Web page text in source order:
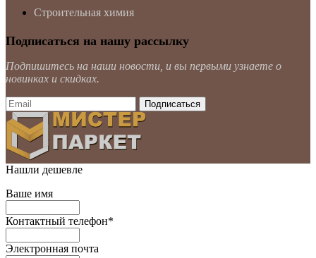
Строительная химия
Подписаться на нашу рассылку
Подпишитесь на наши новости, и вы первыми узнаете о
новинках и скидках.
Нашли дешевле
Ваше имя
Контактный телефон*
Электронная почта